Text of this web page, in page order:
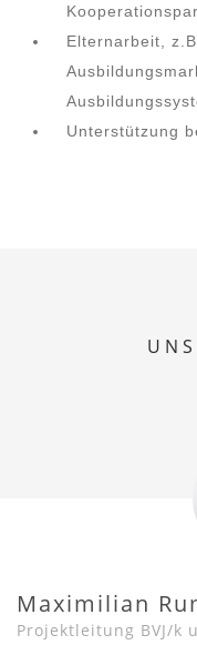
Elternarbeit,
Unterstützung
Maximilian
Projektleitung BVJ/k